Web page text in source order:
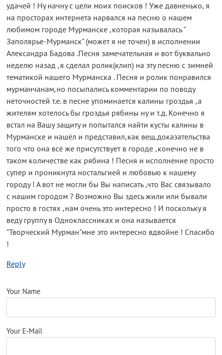
удачей ! Ну начну с цели моих поисков ! Уже давненько, я
на просторах интернета нарвался на песню о нашем
любимом городе Мурманске ,которая называлась "
Заполярье-Мурманск" (может я не точен) в исполнении
Александра Бадова .Песня замечательная и вот буквально
неделю назад ,я сделал ролик(клип) на эту песню с зимней
тематикой нашего Мурманска . Песня и ролик понравился
мурманчанам,но посыпались комментарии по поводу
неточностей т.е. в песне упоминается калины гроздья ,а
жителям хотелось бы гроздья рябины ну и т.д. Конечно я
встал на Вашу защиту и попытался найти кусты калины в
Мурманске и нашёл и представил,как вещ.доказательства
того что она всё же присутствует в городе ,конечно не в
таком количестве как рябина ! Песня и исполнение просто
супер и проникнута ностальгией и любовью к нашему
городу ! А вот не могли бы Вы написать ,что Вас связывало
с нашим городом ? Возможно Вы здесь жили или бывали
просто в гостях ,нам очень это интересно ! И поскольку я
веду группу в Одноклассниках и она называется
"Творческий Мурман"мне это интересно вдвойне ! Спасибо
!
Reply
Your Name
Your E-Mail